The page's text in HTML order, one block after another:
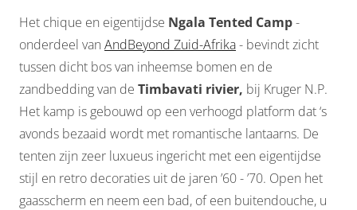
Het chique en eigentijdse Ngala Tented Camp-
onderdeel van AndBeyond Zuid-Afrika- bevindt zicht
tussen dicht bos van inheemse bomen en de
zandbedding van de Timbavati rivier, bij Kruger N.P.
Het kamp is gebouwd op een verhoogd platform dat ‘s
avonds bezaaid wordt met romantische lantaarns. De
tenten zijn zeer luxueus ingericht met een eigentijdse
stijl en retro decoraties uit de jaren ’60 - ’70. Open het
gaasscherm en neem een bad, of een buitendouche, u